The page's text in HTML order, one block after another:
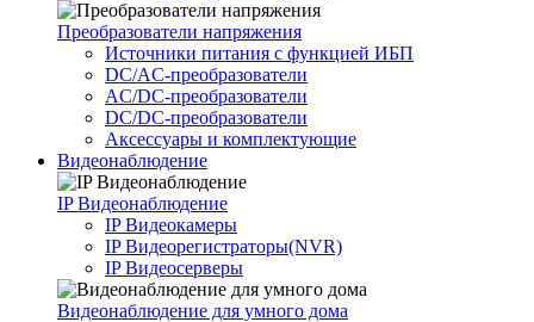
Преобразователи напряжения
Источники питания c функцией ИБП
DC/AC-преобразователи
AC/DC-преобразователи
DC/DC-преобразователи
Аксессуары и комплектующие
Видеонаблюдение
IP Видеонаблюдение
IP Видеокамеры
IP Видеорегистраторы(NVR)
IP Видеосерверы
Видеонаблюдение для умного дома